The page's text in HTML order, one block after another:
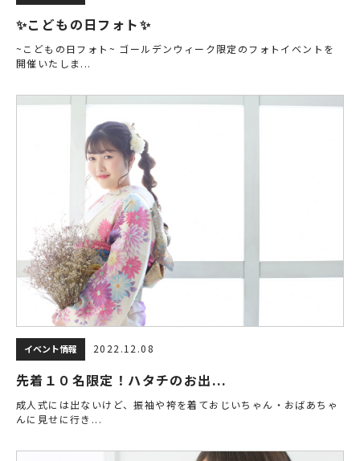
✨こどもの日フォト✨
~こどもの日フォト~ ゴールデンウィーク限定のフォトイベントを
開催いたしま...
イベント情報 2022.12.08
先着１０名限定！ハタチのお出...
成人式には出ないけど、振袖や袴を着ておじいちゃん・おばあちゃ
んに見せに行き...